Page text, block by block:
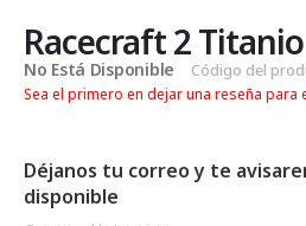
de
la
galería
de
Racecraft 2
No Está Disponible Código del
Sea el primero en dejar una reseña para
Déjanos tu correo y te
disponible